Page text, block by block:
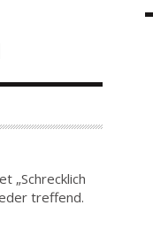
„Schrecklich
treffend.